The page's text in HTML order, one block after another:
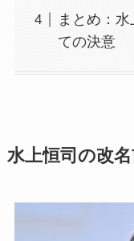
まとめ：
ての決意
水上恒司の改